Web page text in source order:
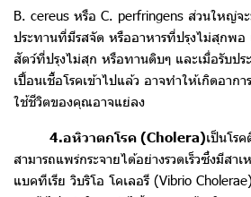
B. cereus หรือ C. perfringens ส่วนใหญ่จ
ประทานที่มีรสจัด หรืออาหารที่ปรุงไม่สุกพอ
สัตว์ที่ปรุงไม่สุก หรือทานดิบๆ และเมื่อรับป
เปื้อนเชื้อโรคเข้าไปแล้ว อาจทำให้เกิดอาก
ใช้ชีวิตของคุณอาจแย่ลง
4.อหิวาตกโรค (Cholera)เป็นโร
สามารถแพร่กระจายได้อย่างรวดเร็วซึ่งมีสา
แบคทีเรีย วิบริโอ โคเลอรี (Vibrio